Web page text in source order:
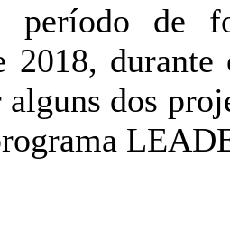
período de
2018,
alguns dos